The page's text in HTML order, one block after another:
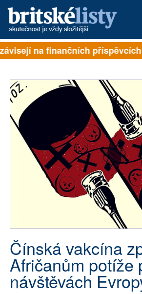
PŘIHLÁSIT
ARCHIV
ROZHOVORY
TÉMATA
NEJČTENĚJŠÍ ZA 7 DNÍ
SOCIÁLNÍ SÍTĚ
RUBRIKY
PLNÁ VERZE STRÁNEK
na finančních příspěvcích
Čínská vakcína
Afričanům potíže
návštěvách